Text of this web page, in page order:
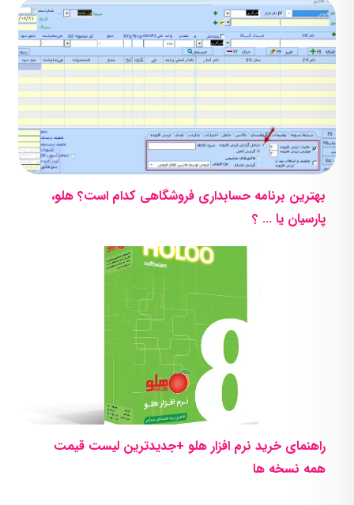
بهترین برنامه حسابداری فروشگاهی کدام است؟ هلو،
پارسیان یا … ؟
راهنمای خرید نرم افزار هلو +جدیدترین لیست قیمت
همه نسخه ها